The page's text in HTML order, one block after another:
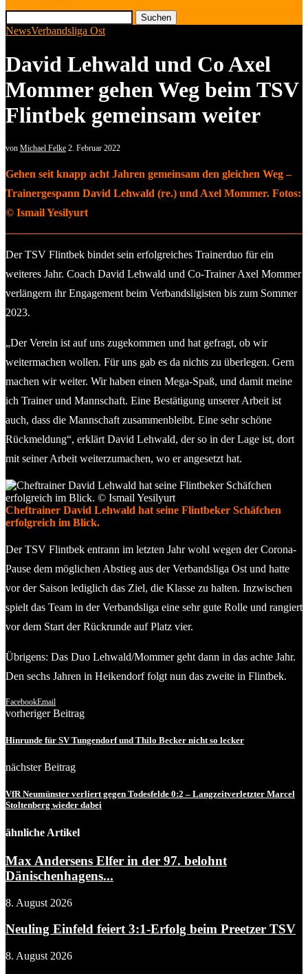
Suchen
NewsVerbandsliga Ost
David Lehwald und Co Axel
Mommer gehen Weg beim TSV
Flintbek gemeinsam weiter
von Michael Felke 2. Februar 2022
Gehen seit knapp acht Jahren gemeinsam den gleichen Weg –
Trainergespann David Lehwald (re.) und Axel Mommer. Fotos:
© Ismail Yesilyurt
Der TSV Flintbek bindet sein erfolgreiches Trainerduo für ein
weiteres Jahr. Coach David Lehwald und Co-Trainer Axel Mommer
verlängern ihr Engagement beim Verbandsligisten bis zum Sommer
2023.
„Der Verein ist auf uns zugekommen und hat gefragt, ob wir
weitermachen wollen. Für uns gab es da nichts zu überlegen. Gern
machen wir weiter. Wir haben einen Mega-Spaß, und damit meine
ich Trainer und Mannschaft. Eine Bestätigung unserer Arbeit ist
auch, dass die Mannschaft zusammenbleibt. Eine sehr schöne
Rückmeldung“, erklärt David Lehwald, der so in der Lage ist, dort
mit seiner Arbeit weiterzumachen, wo er angesetzt hat.
Cheftrainer David Lehwald hat seine Flintbeker Schäfchen
erfolgreich im Blick.
Der TSV Flintbek entrann im letzten Jahr wohl wegen der Corona-
Pause dem möglichen Abstieg aus der Verbandsliga Ost und hatte
vor der Saison lediglich das Ziel, die Klasse zu halten. Inzwischen
spielt das Team in der Verbandsliga eine sehr gute Rolle und rangiert
vor dem Start der Rückrunde auf Platz vier.
Übrigens: Das Duo Lehwald/Mommer geht dann in das achte Jahr.
Den sechs Jahren in Heikendorf folgt nun das zweite in Flintbek.
FacebookEmail
vorheriger Beitrag
Hinrunde für SV Tungendorf und Thilo Becker nicht so lecker
nächster Beitrag
VfR Neumünster verliert gegen Todesfelde 0:2 – Langzeitverletzter Marcel
Stoltenberg wieder dabei
ähnliche Artikel
Max Andersens Elfer in der 97. belohnt
Dänischenhagens...
8. August 2026
Neuling Einfeld feiert 3:1-Erfolg beim Preetzer TSV
8. August 2026